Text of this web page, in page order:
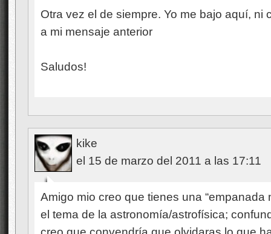
Otra vez el de siempre. Yo me bajo aquí, ni
a mi mensaje anterior
Saludos!
kike
el 15 de marzo del 2011 a las 17:11
Amigo mio creo que tienes una “empanada
el tema de la astronomía/astrofísica;